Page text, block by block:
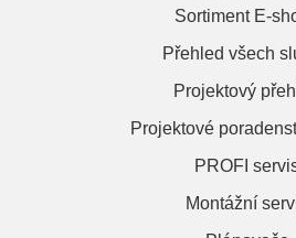
Sortiment E-
Přehled všech
Projektový
Projektové
PROFI
Montážní